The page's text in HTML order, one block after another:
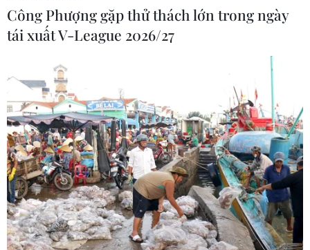
Công Phượng gặp thử thách lớn trong ngày
tái xuất V-League 2026/27